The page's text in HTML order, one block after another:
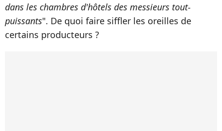
dans les chambres d'hôtels des messieurs tout-
puissants". De quoi faire siffler les oreilles de
certains producteurs ?